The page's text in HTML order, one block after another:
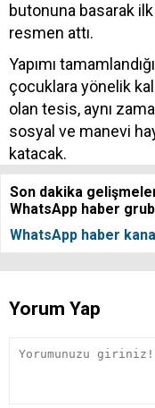
butonuna basarak
resmen attı.
Yapımı
çocuklara yönelik
olan tesis, aynı
sosyal ve manevi
katacak.
Son dakika
WhatsApp haber
WhatsApp haber
Yorum Yap